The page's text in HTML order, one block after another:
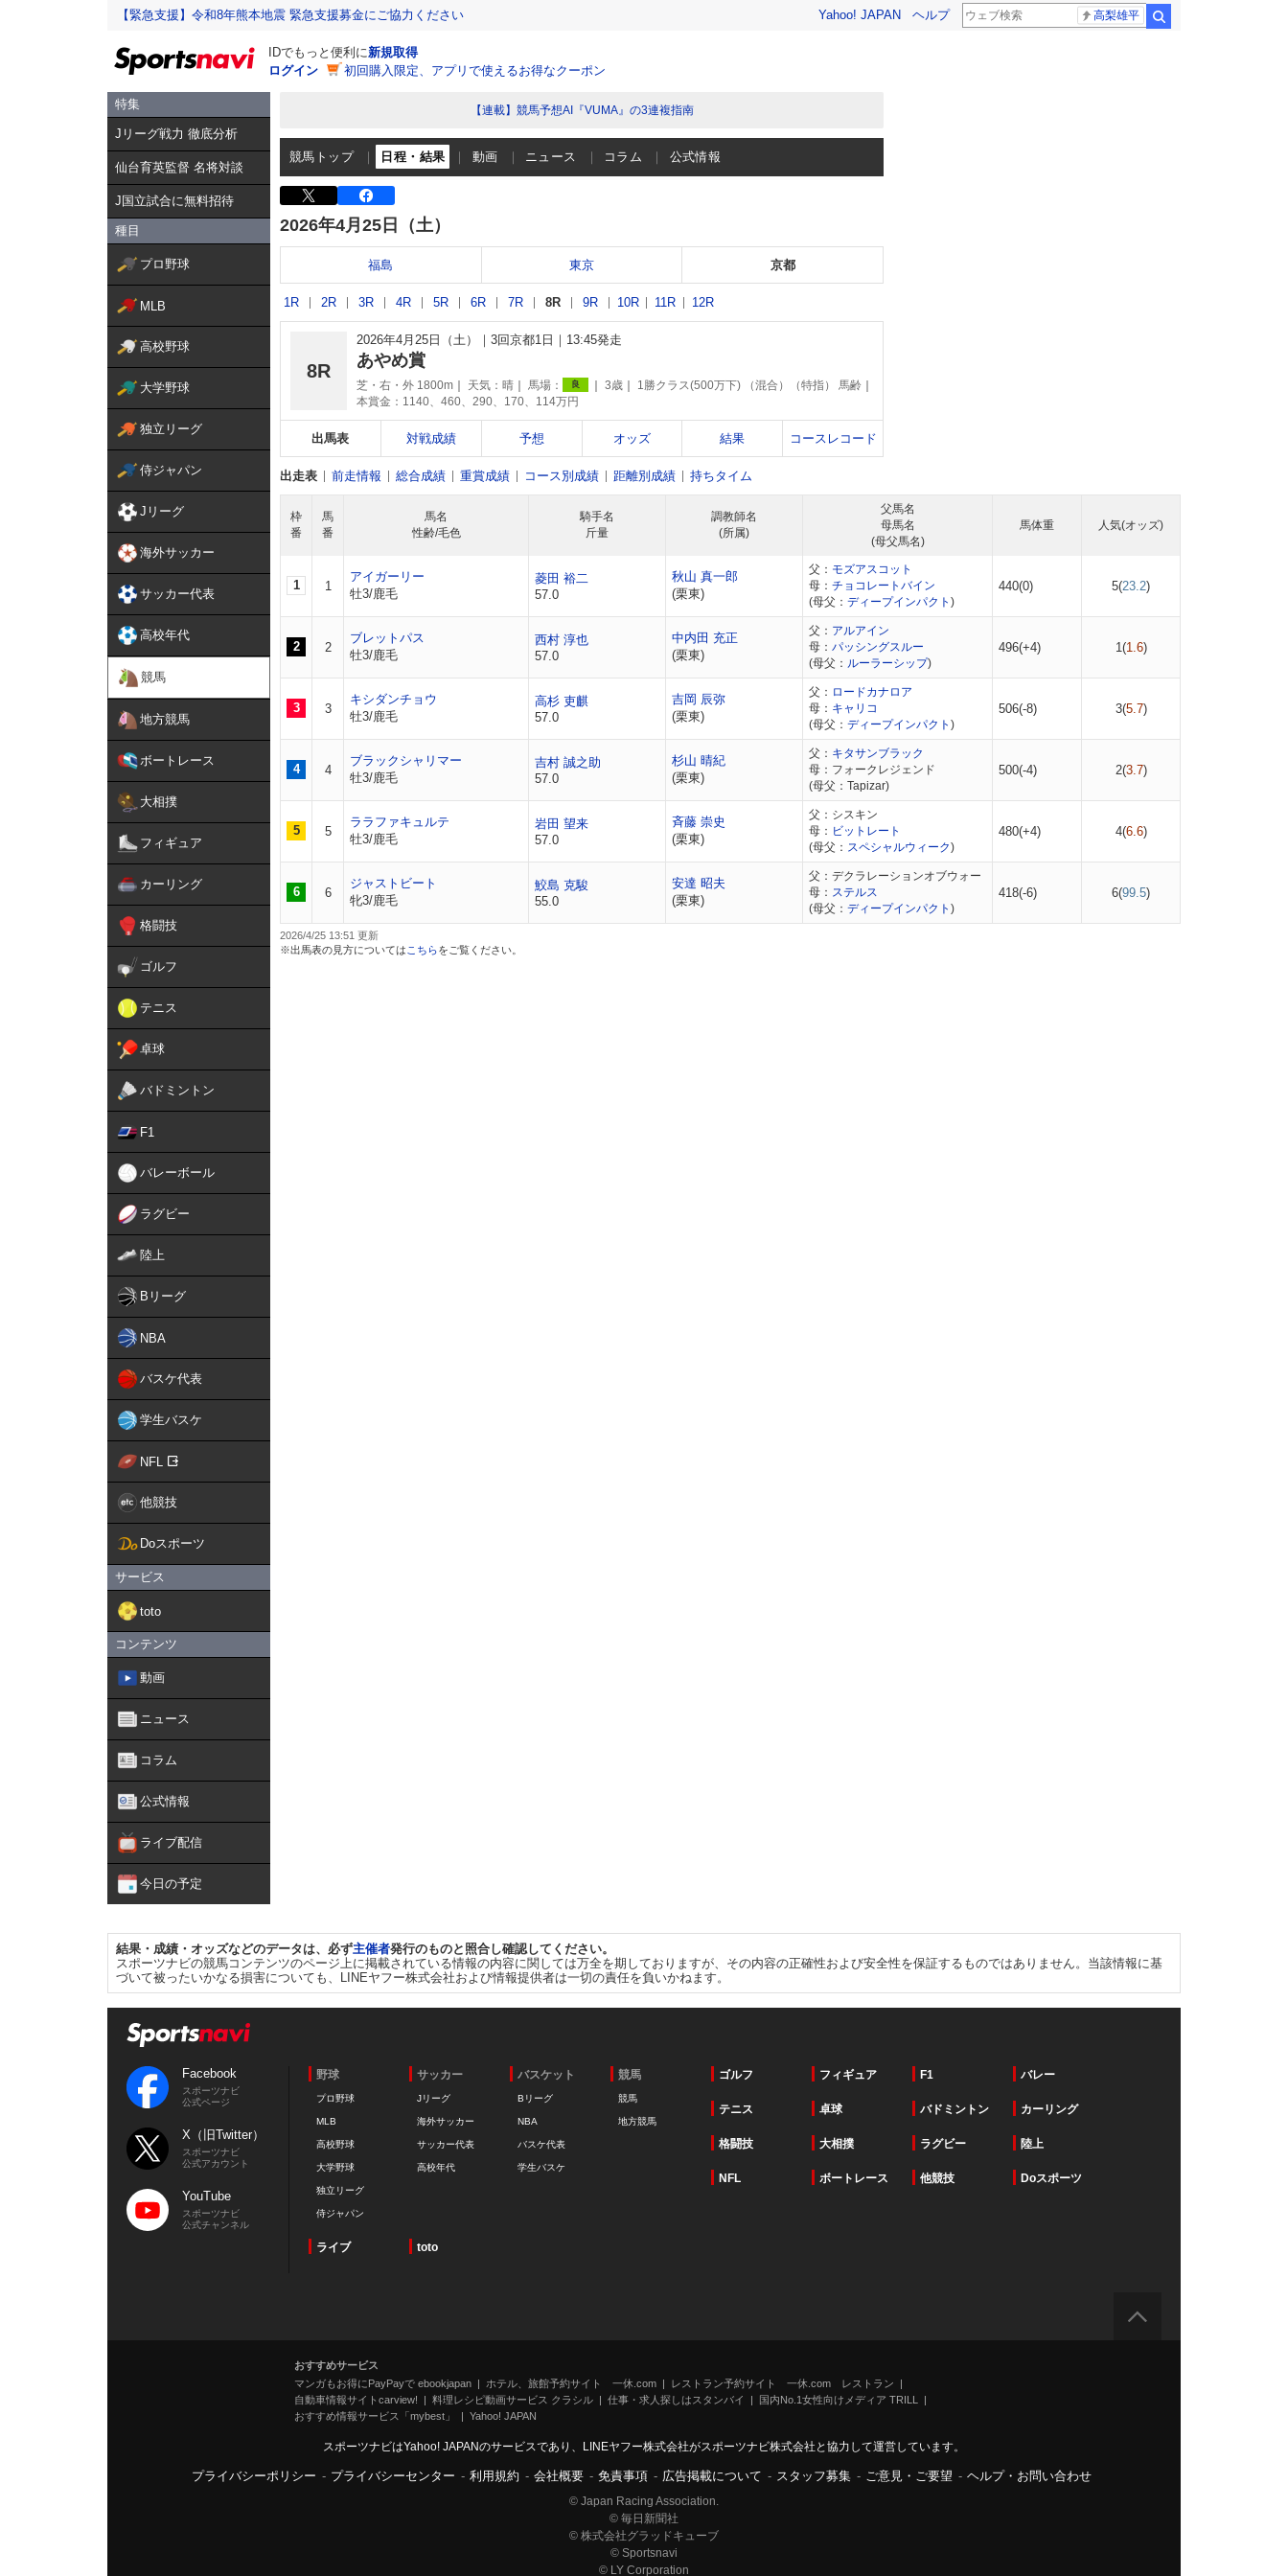
【緊急支援】令和8年熊本地震 緊急支援募金にご協力ください Yahoo! JAPAN ヘルプ 高梨雄平
IDでもっと便利に新規取得
ログイン
初回購入限定、アプリで使えるお得なクーポン
特集
Jリーグ戦力 徹底分析
仙台育英監督 名将対談
J国立試合に無料招待
種目
プロ野球
MLB
高校野球
大学野球
独立リーグ
侍ジャパン
Jリーグ
海外サッカー
サッカー代表
高校年代
競馬
地方競馬
ボートレース
大相撲
フィギュア
カーリング
格闘技
ゴルフ
テニス
卓球
バドミントン
F1
バレーボール
ラグビー
陸上
Bリーグ
NBA
バスケ代表
学生バスケ
NFL
他競技
Doスポーツ
サービス
toto
コンテンツ
動画
ニュース
コラム
公式情報
ライブ配信
今日の予定
【連載】競馬予想AI『VUMA』の3連複指南
競馬トップ 日程・結果 動画 ニュース コラム 公式情報
2026年4月25日（土）
福島 東京 京都
1R 2R 3R 4R 5R 6R 7R 8R 9R 10R 11R 12R
8R
2026年4月25日（土） 3回京都1日 13:45発走
あやめ賞
芝・右・外 1800m 天気： 晴 馬場： 良 3歳
1勝クラス(500万下) （混合）（特指） 馬齢
本賞金：1140、460、290、170、114万円
出馬表 対戦成績 予想 オッズ 結果 コースレコード
出走表 前走情報 総合成績 重賞成績 コース別成績 距離別成績 持ちタイム
枠
番
馬
番
馬名
性齢/毛色
騎手名
斤量
調教師名
(所属)
父馬名
母馬名
(母父馬名)
馬体重 人気(オッズ)
1 1
アイガーリー
牡3/鹿毛
菱田 裕二
57.0
秋山 真一郎
(栗東)
父： モズアスコット
母： チョコレートバイン
(母父： ディープインパクト )
440(0) 5(23.2)
2 2
ブレットパス
牡3/鹿毛
西村 淳也
57.0
中内田 充正
(栗東)
父： アルアイン
母： パッシングスルー
(母父： ルーラーシップ)
496(+4) 1(1.6)
3 3
キシダンチョウ
牡3/鹿毛
高杉 吏麒
57.0
吉岡 辰弥
(栗東)
父： ロードカナロア
母： キャリコ
(母父： ディープインパクト )
506(-8) 3(5.7)
4 4
ブラックシャリマー
牡3/鹿毛
吉村 誠之助
57.0
杉山 晴紀
(栗東)
父： キタサンブラック
母：フォークレジェンド
(母父：Tapizar)
500(-4) 2(3.7)
5 5
ララファキュルテ
牡3/鹿毛
岩田 望来
57.0
斉藤 崇史
(栗東)
父：シスキン
母： ビットレート
(母父： スペシャルウィーク)
480(+4) 4(6.6)
6 6
ジャストビート
牝3/鹿毛
鮫島 克駿
55.0
安達 昭夫
(栗東)
父：デクラレーションオブウォー
母： ステルス
(母父： ディープインパクト )
418(-6) 6(99.5)
2026/4/25 13:51
※出馬表の見方については こちらをご覧ください。
結果・成績・オッズなどのデータは、必ず主催者発行のものと照合し確認してください。
スポーツナビの競馬コンテンツのページ上に掲載されている情報の内容に関しては万全を期しておりますが、その内容の正確性および安全性を保証するものではありません。当該情報に基
づいて被ったいかなる損害についても、LINEヤフー株式会社および情報提供者は一切の責任を負いかねます。
Facebook
スポーツナビ
公式ページ
X（旧Twitter）
スポーツナビ
公式アカウント
YouTube
スポーツナビ
公式チャンネル
野球
プロ野球
MLB
高校野球
大学野球
独立リーグ
侍ジャパン
サッカー
Jリーグ
海外サッカー
サッカー代表
高校年代
バスケット
Bリーグ
NBA
バスケ代表
学生バスケ
競馬
競馬
地方競馬
ゴルフ フィギュア F1 バレー
テニス 卓球 バドミントン カーリング
格闘技 大相撲 ラグビー 陸上
NFL ボートレース 他競技 Doスポーツ
ライブ toto
おすすめサービス
マンガもお得にPayPayで ebookjapan
ホテル、旅館予約サイト 一休.com
レストラン予約サイト 一休.com レストラン
自動車情報サイトcarview!
料理レシピ動画サービス クラシル 仕事・求人探しはスタンバイ
国内No.1女性向けメディア TRILL
おすすめ情報サービス「mybest」
Yahoo! JAPAN
スポーツナビはYahoo! JAPANのサービスであり、LINEヤフー株式会社がスポーツナビ株式会社と協力して運営しています。
プライバシーポリシー - プライバシーセンター - 利用規約 - 会社概要 - 免責事項 - 広告掲載について - スタッフ募集 - ご意見・ご要望 - ヘルプ・お問い合わせ
© Japan Racing Association.
© 毎日新聞社
© 株式会社グラッドキューブ
© Sportsnavi
© LY Corporation